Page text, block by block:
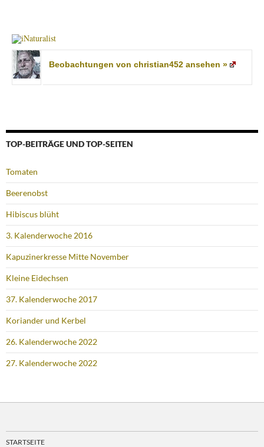
Beobachtungen von christian452 ansehen »
TOP-BEITRÄGE UND TOP-SEITEN
Tomaten
Beerenobst
Hibiscus blüht
3. Kalenderwoche 2016
Kapuzinerkresse Mitte November
Kleine Eidechsen
37. Kalenderwoche 2017
Koriander und Kerbel
26. Kalenderwoche 2022
27. Kalenderwoche 2022
STARTSEITE